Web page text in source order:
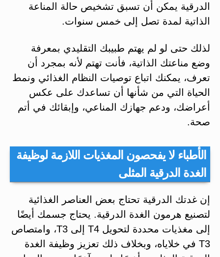
الدرقية يمكن أن تسبق تشخيص حالة المناعة
الذاتية لمدة تصل إلى خمس سنوات.
لذلك حتى لو لم يهتم طبيبك التقليدي بمعرفة
وضع مناعتك الذاتية، فأنت تهتم لأنه بمجرد أن
تعرف، يمكنك اتباع توصيات النظام الغذائي ونمط
الحياة التي من شأنها أن تساعدك على عكس
أعراضك، ودعم جهازك المناعي، وإبقائك في أتم
صحة.
الأطباء لا يفحصون المغذيات اللازمة لوظيفة
الغدة الدرقية المثلى
إن غدتك الدرقية تحتاج بعض العناصر الغذائية
لتصنيع هرمون الغدة الدرقية. يحتاج جسمك أيضًا
إلى مغذيات محددة لتحويل T4 إلى T3، وامتصاص
T3 في خلاياه، وبخلاف ذلك تعزيز وظيفة الغدة